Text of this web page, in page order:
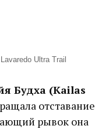
Ultra Trail
Будха (Kailas
отставание
рывок она